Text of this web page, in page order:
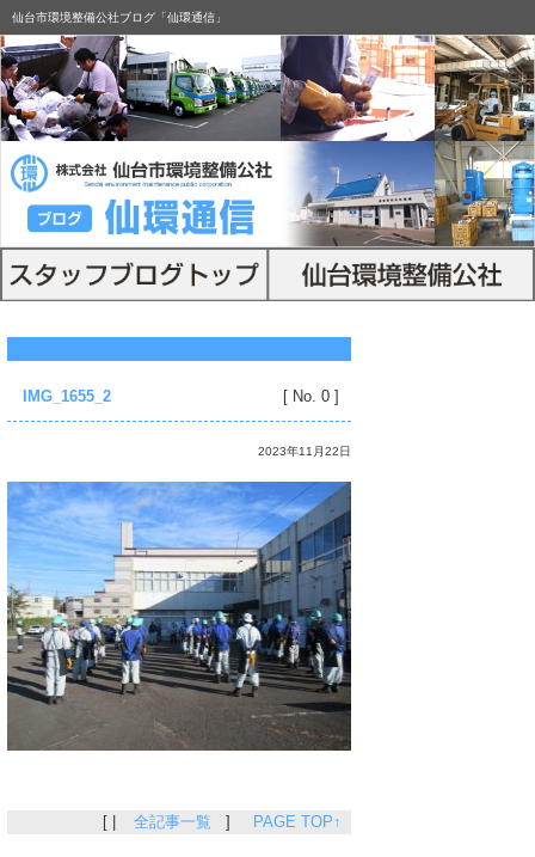
仙台市環境整備公社ブログ「仙環通信」
IMG_1655_2 [ No. 0 ]
2023年11月22日
[ | 全記事一覧 ] PAGE TOP↑